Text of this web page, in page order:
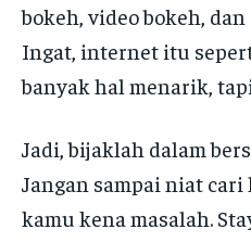
bokeh, video bokeh,
Ingat, internet itu
banyak hal menarik,
Jadi, bijaklah dalam
Jangan sampai niat
kamu kena masalah.